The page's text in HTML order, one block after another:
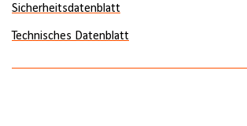
Sicherheitsdatenblatt
Technisches Datenblatt